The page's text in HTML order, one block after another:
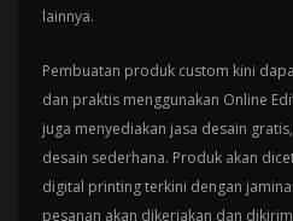
lainnya.
Pembuatan produk custom kini
dan praktis menggunakan Online
juga menyediakan jasa desain
desain sederhana. Produk akan
digital printing terkini dengan
pesanan akan dikerjakan dan